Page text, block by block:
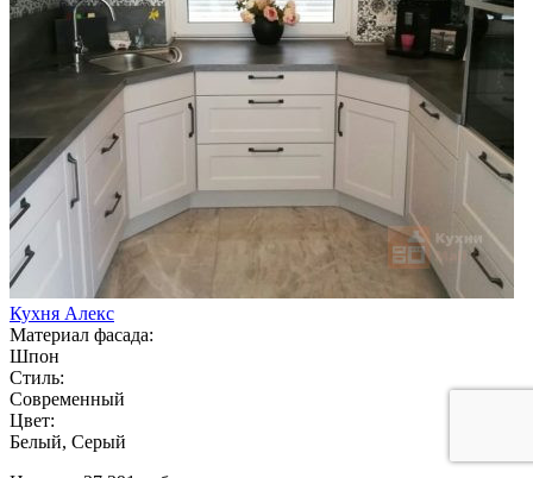
Кухня Алекс
Материал фасада:
Шпон
Стиль:
Современный
Цвет:
Белый, Серый